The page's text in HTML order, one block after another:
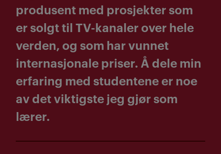
produsent med prosjekter som
er solgt til TV-kanaler over hele
verden, og som har vunnet
internasjonale priser. Å dele min
erfaring med studentene er noe
av det viktigste jeg gjør som
lærer.